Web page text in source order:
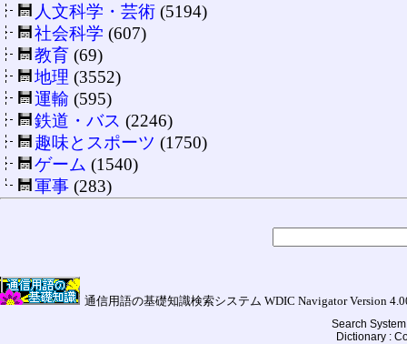
人文科学・芸術 (5194)
社会科学 (607)
教育 (69)
地理 (3552)
運輸 (595)
鉄道・バス (2246)
趣味とスポーツ (1750)
ゲーム (1540)
軍事 (283)
通信用語の基礎知識検索システム WDIC Navigator Version
Search
Dictionary :